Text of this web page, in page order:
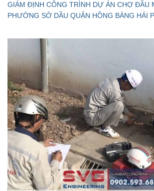
GIÁM ĐỊNH CÔNG TRÌNH DỰ ÁN CHỢ ĐẦU
PHƯỜNG SỞ DẦU QUẬN HỒNG BÀNG HẢI